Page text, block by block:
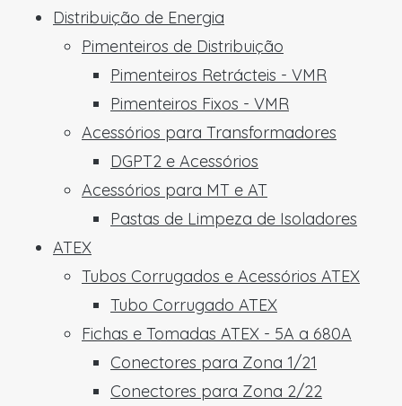
Distribuição de Energia
Pimenteiros de Distribuição
Pimenteiros Retrácteis - VMR
Pimenteiros Fixos - VMR
Acessórios para Transformadores
DGPT2 e Acessórios
Acessórios para MT e AT
Pastas de Limpeza de Isoladores
ATEX
Tubos Corrugados e Acessórios ATEX
Tubo Corrugado ATEX
Fichas e Tomadas ATEX - 5A a 680A
Conectores para Zona 1/21
Conectores para Zona 2/22